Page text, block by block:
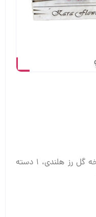
باکس گل ستین شامل حداقل 6 شاخه گل رز هلندی، 1 دسته